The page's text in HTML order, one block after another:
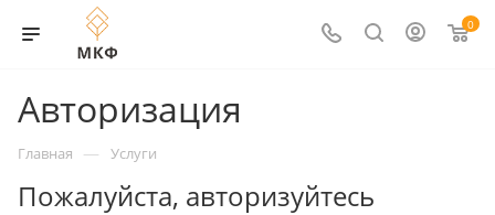
0
Авторизация
Главная — Услуги
Пожалуйста, авторизуйтесь